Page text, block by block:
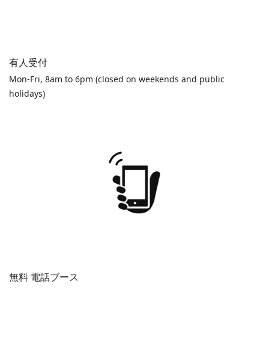
有人受付
Mon-Fri, 8am to 6pm (closed on weekends and public
holidays)
無料 電話ブース